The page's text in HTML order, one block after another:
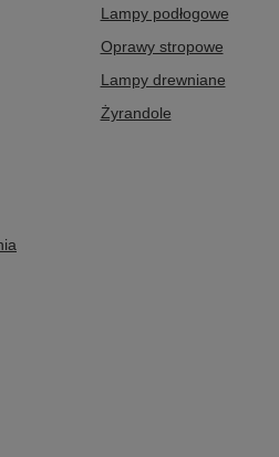
Lampy podłogowe
Oprawy stropowe
Lampy drewniane
Żyrandole